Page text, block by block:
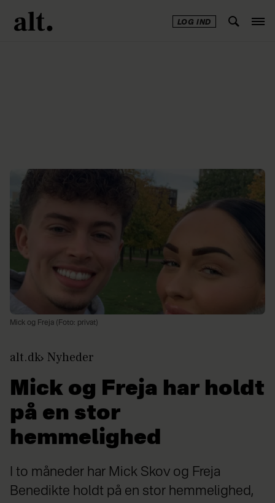
LOG IND
Mick og Freja (Foto: privat)
alt.dk Nyheder
Mick og Freja har holdt
på en stor
hemmelighed
I to måneder har Mick Skov og Freja
Benedikte holdt på en stor hemmelighed,